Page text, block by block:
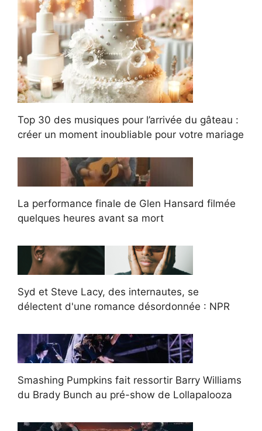
Top 30 des musiques pour l’arrivée du gâteau :
créer un moment inoubliable pour votre mariage
La performance finale de Glen Hansard filmée
quelques heures avant sa mort
Syd et Steve Lacy, des internautes, se
délectent d'une romance désordonnée : NPR
Smashing Pumpkins fait ressortir Barry Williams
du Brady Bunch au pré-show de Lollapalooza